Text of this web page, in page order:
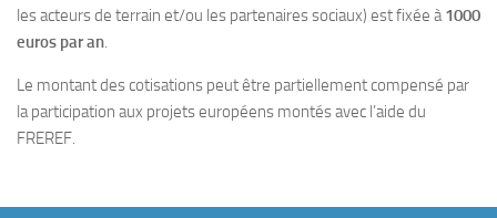
les acteurs de terrain et/ou les partenaires sociaux) est fixée à1000
euros par an.
Le montant des cotisations peut être partiellement compensé par
la participation aux projets européens montés avec l’aide du
FREREF.